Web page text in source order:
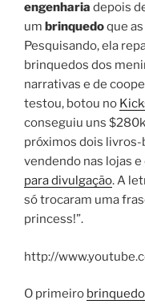
engenharia depois
um brinquedoque
Pesquisando, ela
brinquedos dos
narrativas e de
testou, botou no
conseguiu uns
próximos dois livros-
vendendo nas lojas
para divulgação. A
só trocaram uma
princess!”.
http://
O primeiro brinquedo